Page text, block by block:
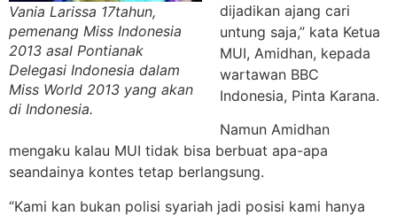
Vania Larissa 17tahun,
pemenang Miss Indonesia
2013 asal Pontianak
Delegasi Indonesia dalam
Miss World 2013 yang akan
di Indonesia.
dijadikan ajang cari
untung saja,” kata Ketua
MUI, Amidhan, kepada
wartawan BBC
Indonesia, Pinta Karana.
Namun Amidhan
mengaku kalau MUI tidak bisa berbuat apa-apa
seandainya kontes tetap berlangsung.
“Kami kan bukan polisi syariah jadi posisi kami hanya